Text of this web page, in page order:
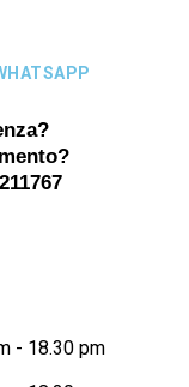
- 18.30 pm